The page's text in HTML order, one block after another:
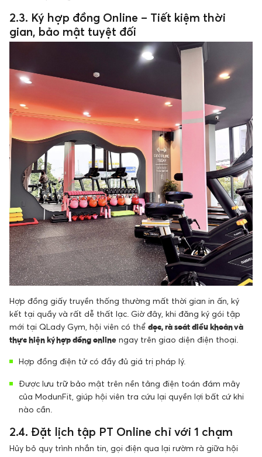
2.3. Ký hợp đồng Online – Tiết kiệm thời
gian, bảo mật tuyệt đối
Hợp đồng giấy truyền thống thường mất thời gian in ấn, ký
kết tại quầy và rất dễ thất lạc. Giờ đây, khi đăng ký gói tập
mới tại QLady Gym, hội viên có thể đọc, rà soát điều khoản và
thực hiện ký hợp đồng online ngay trên giao diện điện thoại.
Hợp đồng điện tử có đầy đủ giá trị pháp lý.
Được lưu trữ bảo mật trên nền tảng điện toán đám mây
của ModunFit, giúp hội viên tra cứu lại quyền lợi bất cứ khi
nào cần.
2.4. Đặt lịch tập PT Online chỉ với 1 chạm
Hủy bỏ quy trình nhắn tin, gọi điện qua lại rườm rà giữa hội